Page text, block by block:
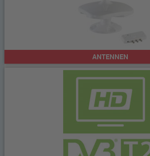
ANTENNEN